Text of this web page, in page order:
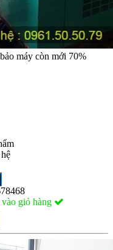
máy còn mới 70%
giỏ hàng